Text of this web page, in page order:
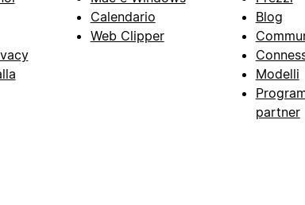
Calendario
Web Clipper
Blog
Modelli
partner